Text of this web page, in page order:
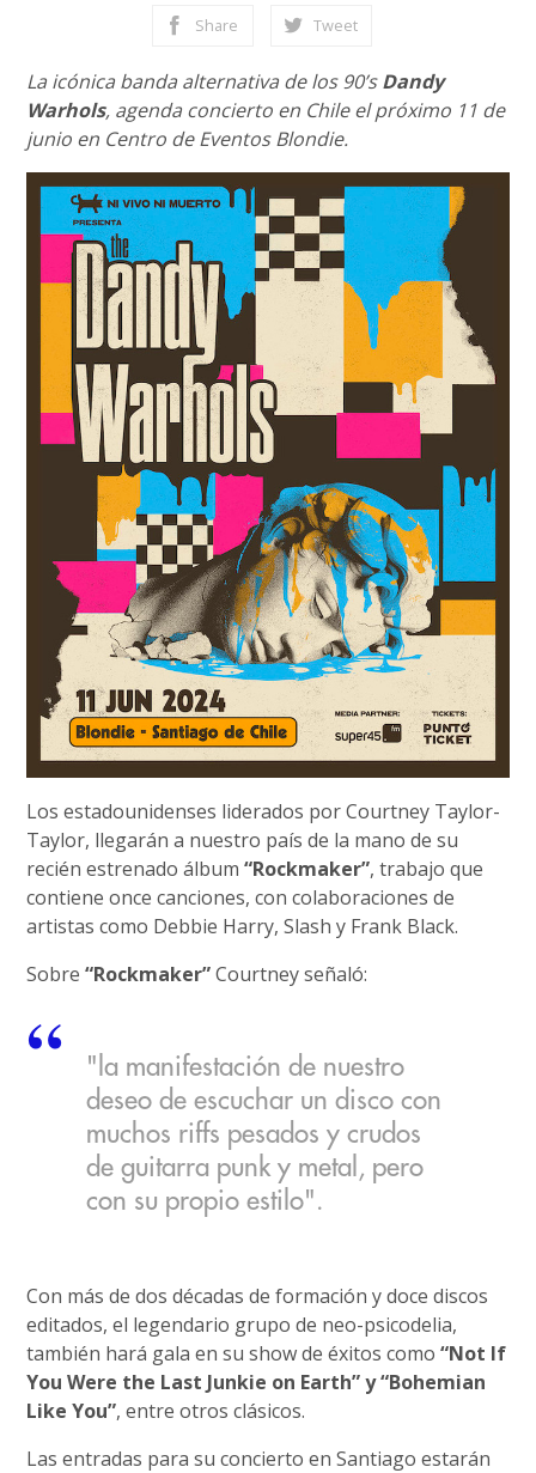
Share Tweet
La icónica banda alternativa de los 90’sDandy
Warhols, agenda concierto en Chile el próximo 11 de
junio en Centro de Eventos Blondie.
Los estadounidenses liderados por Courtney Taylor-
Taylor, llegarán a nuestro país de la mano de su
recién estrenado álbum“Rockmaker”, trabajo que
contiene once canciones, con colaboraciones de
artistas como Debbie Harry, Slash y Frank Black.
Sobre“Rockmaker”Courtney señaló:
"la manifestación de nuestro
deseo de escuchar un disco con
muchos riffs pesados y crudos
de guitarra punk y metal, pero
con su propio estilo".
Con más de dos décadas de formación y doce discos
editados, el legendario grupo de neo-psicodelia,
también hará gala en su show de éxitos como“Not If
You Were the Last Junkie on Earth” y “Bohemian
Like You”, entre otros clásicos.
Las entradas para su concierto en Santiago estarán